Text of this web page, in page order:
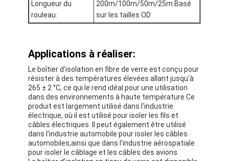
Bande de tissu en verre de papier d'aluminium
Tissu de fibre de verre de papier d'aluminium
Bande de canevas d'aluminium
Ruban adhésif de tissu
Ruban adhésif dégrossi par double
Ruban adhésif d'ANIMAL FAMILIER
Longueur du
rouleau:
200m/100m/50m/25m Basé
sur les tailles OD
Applications à réaliser:
Le boîtier d'isolation en fibre de verre est conçu pour
résister à des températures élevées allant jusqu'à
265 ± 2 °C, ce qui le rend idéal pour une utilisation
dans des environnements à haute température.Ce
produit est largement utilisé dans l'industrie
électrique, où il est utilisé pour isoler les fils et
câbles électriques. Il peut également être utilisé
dans l'industrie automobile pour isoler les câbles
automobiles,ainsi que dans l'industrie aérospatiale
pour isoler le câblage et les câbles des avions.